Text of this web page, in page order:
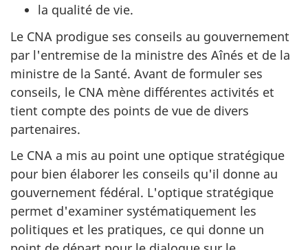
la qualité de vie.
Le CNA prodigue ses conseils au gouvernement
par l'entremise de la ministre des Aînés et de la
ministre de la Santé. Avant de formuler ses
conseils, le CNA mène différentes activités et
tient compte des points de vue de divers
partenaires.
Le CNA a mis au point une optique stratégique
pour bien élaborer les conseils qu'il donne au
gouvernement fédéral. L'optique stratégique
permet d'examiner systématiquement les
politiques et les pratiques, ce qui donne un